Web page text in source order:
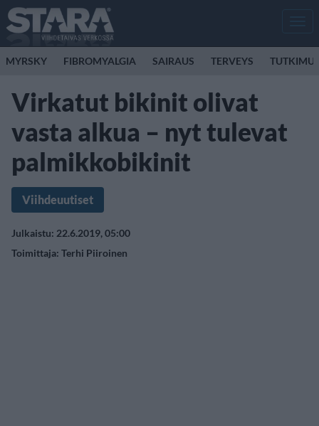
MYRSKY FIBROMYALGIA SAIRAUS TERVEYS
Virkatut bikinit olivat
vasta alkua – nyt tulevat
palmikkobikinit
Viihdeuutiset
Julkaistu: 22.6.2019, 05:00
Toimittaja: Terhi Piiroinen